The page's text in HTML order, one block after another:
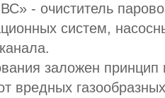
- очиститель
систем,
заложен принцип
вредных